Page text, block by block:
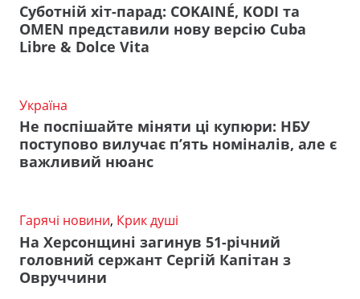
Суботній хіт-парад: COKAINÉ, KODI та
OMEN представили нову версію Cuba
Libre & Dolce Vita
Україна
Не поспішайте міняти ці купюри: НБУ
поступово вилучає п’ять номіналів, але є
важливий нюанс
Гарячі новини, Крик душі
На Херсонщині загинув 51-річний
головний сержант Сергій Капітан з
Овруччини